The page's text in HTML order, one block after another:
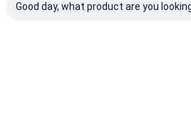
Good day, what product are you